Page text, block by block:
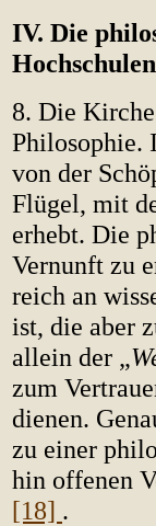
IV. Die
Hochschulen
8. Die
Philosophie.
von der
Flügel, mit
erhebt. Die
Vernunft zu
reich an
ist, die aber
allein der „
zum
dienen.
zu einer
hin offenen
[18] .